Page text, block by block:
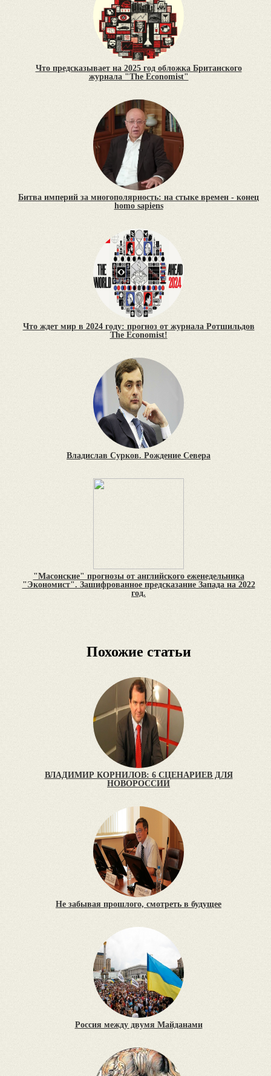
Что предсказывает на 2025 год обложка Британского
журнала "The Economist"
Битва империй за многополярность: на стыке времен - конец
homo sapiens
Что ждет мир в 2024 году: прогноз от журнала Ротшильдов
The Economist!
Владислав Сурков. Рождение Севера
"Масонские" прогнозы от английского еженедельника
"Экономист". Зашифрованное предсказание Запада на 2022
год.
Похожие статьи
ВЛАДИМИР КОРНИЛОВ: 6 СЦЕНАРИЕВ ДЛЯ
НОВОРОССИИ
Не забывая прошлого, смотреть в будущее
Россия между двумя Майданами